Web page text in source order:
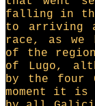
falling in the
to arriving
race, as we
of the
of Lugo,
by the four
moment it